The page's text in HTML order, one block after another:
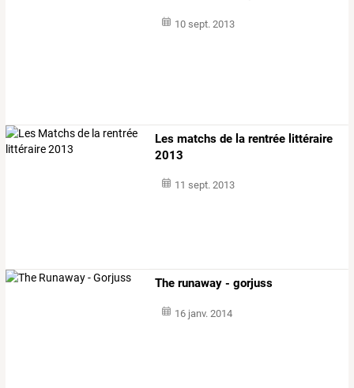
10 sept. 2013
Les matchs de la rentrée littéraire
2013
11 sept. 2013
The runaway - gorjuss
16 janv. 2014